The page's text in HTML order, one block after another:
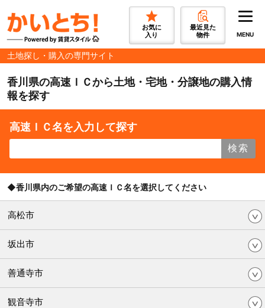
お気に
入り
最近見た
物件
MENU
土地探し・購入の専門サイト
香川県の高速ＩＣから土地・宅地・分譲地の購入情
報を探す
高速ＩＣ名を入力して探す
検索
◆香川県内のご希望の高速ＩＣ名を選択してください
高松市
坂出市
善通寺市
観音寺市